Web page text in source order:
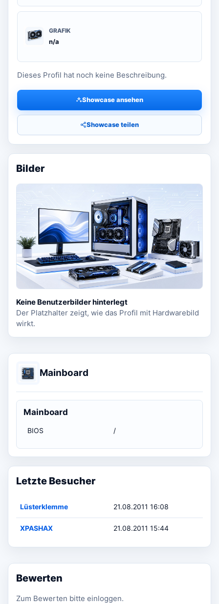
GRAFIK
n/a
Dieses Profil hat noch keine Beschreibung.
Showcase ansehen
Showcase teilen
Bilder
Keine Benutzerbilder hinterlegt
Der Platzhalter zeigt, wie das Profil mit Hardwarebild
wirkt.
Mainboard
Mainboard
BIOS /
Letzte Besucher
Lüsterklemme 21.08.2011 16:08
XPASHAX 21.08.2011 15:44
Bewerten
Zum Bewerten bitte einloggen.